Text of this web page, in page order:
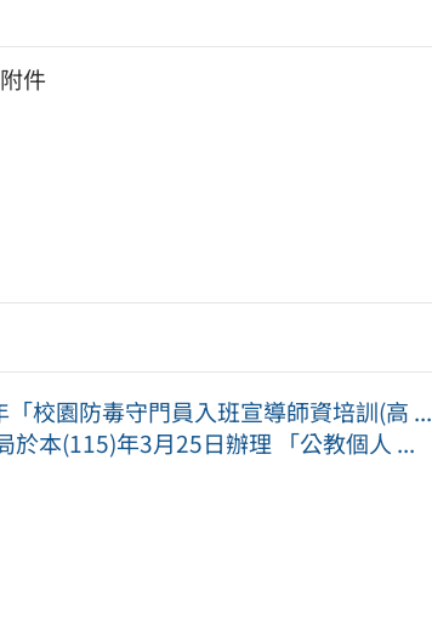
件
校園防毒守門員入班宣導師資培訓(高 ...
於本(115)年3月25日辦理 「公教個人 ...